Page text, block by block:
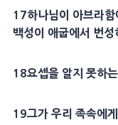
17하나님이 아브라함
백성이 애굽에서 번성
18요셉을 알지 못하
19그가 우리 족속에